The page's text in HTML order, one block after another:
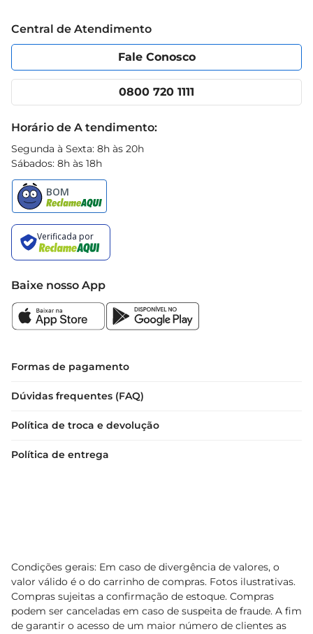
Política de Privacidade
Portal do fornecedor
Cencosud Media
Código de Ética
App Prezunic
Central de Atendimento
Fale Conosco
0800 720 1111
Horário de A tendimento:
Segunda à Sexta: 8h às 20h
Sábados: 8h às 18h
Baixe nosso App
Formas de pagamento
Dúvidas frequentes (FAQ)
Política de troca e devolução
Política de entrega
Condições gerais: Em caso de divergência de valores, o
valor válido é o do carrinho de compras. Fotos ilustrativas.
Compras sujeitas a confirmação de estoque. Compras
podem ser canceladas em caso de suspeita de fraude. A fim
de garantir o acesso de um maior número de clientes as